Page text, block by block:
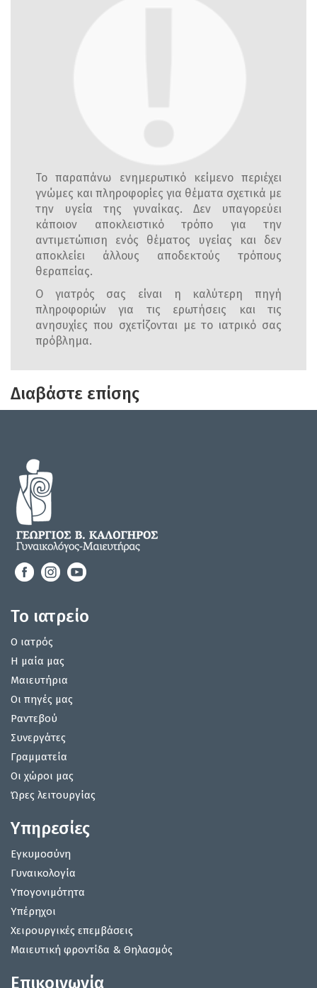
Το παραπάνω ενημερωτικό κείμενο περιέχει
γνώμες και πληροφορίες για θέματα σχετικά με
την υγεία της γυναίκας. Δεν υπαγορεύει
κάποιον αποκλειστικό τρόπο για την
αντιμετώπιση ενός θέματος υγείας και δεν
αποκλείει άλλους αποδεκτούς τρόπους
θεραπείας.
Ο γιατρός σας είναι η καλύτερη πηγή
πληροφοριών για τις ερωτήσεις και τις
ανησυχίες που σχετίζονται με το ιατρικό σας
πρόβλημα.
Διαβάστε επίσης
Το ιατρείο
Ο ιατρός
Η μαία μας
Μαιευτήρια
Οι πηγές μας
Ραντεβού
Συνεργάτες
Γραμματεία
Οι χώροι μας
Ώρες λειτουργίας
Υπηρεσίες
Εγκυμοσύνη
Γυναικολογία
Υπογονιμότητα
Υπέρηχοι
Χειρουργικές επεμβάσεις
Μαιευτική φροντίδα & Θηλασμός
Επικοινωνία